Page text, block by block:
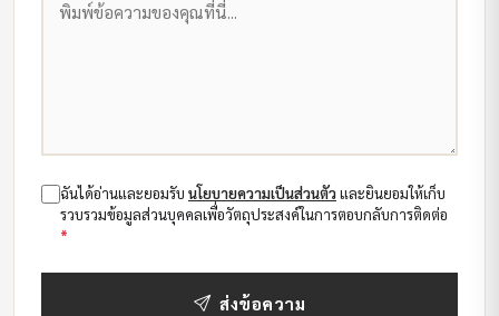
ฉันได้อ่านและยอมรับ นโยบายความเป็นส่วนตัวและยินยอมให้เก็บ
รวบรวมข้อมูลส่วนบุคคลเพื่อวัตถุประสงค์ในการตอบกลับการติดต่อ
*
ส่งข้อความ